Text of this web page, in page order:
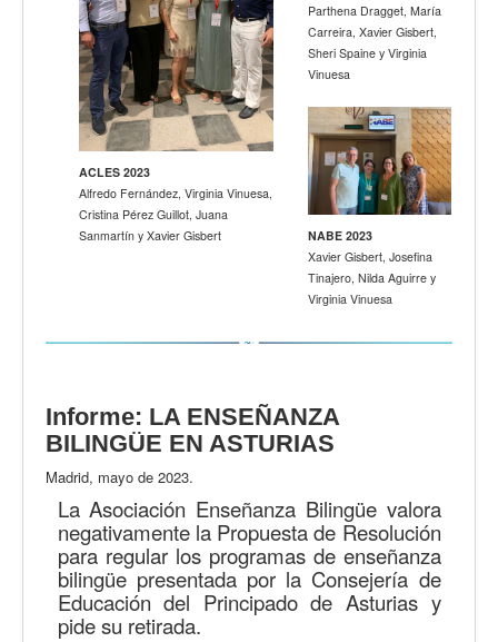
ACLES 2023
Alfredo Fernández, Virginia Vinuesa,
Cristina Pérez Guillot, Juana
Sanmartín y Xavier Gisbert
Parthena Dragget, María
Carreira, Xavier Gisbert,
Sheri Spaine y Virginia
Vinuesa
NABE 2023
Xavier Gisbert, Josefina
Tinajero, Nilda Aguirre y
Virginia Vinuesa
Informe: LA ENSEÑANZA
BILINGÜE EN ASTURIAS
Madrid, mayo de 2023.
La Asociación Enseñanza Bilingüe valora
negativamente la Propuesta de Resolución
para regular los programas de enseñanza
bilingüe presentada por la Consejería de
Educación del Principado de Asturias y
pide su retirada.